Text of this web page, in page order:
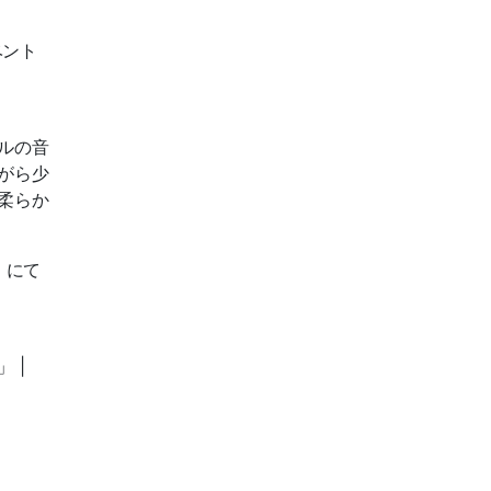
ト
の音
ら少
らか
にて
|